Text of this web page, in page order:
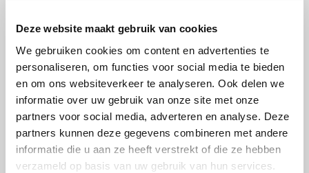
Deze website maakt gebruik van cookies
We gebruiken cookies om content en advertenties te
personaliseren, om functies voor social media te bieden
en om ons websiteverkeer te analyseren. Ook delen we
informatie over uw gebruik van onze site met onze
partners voor social media, adverteren en analyse. Deze
partners kunnen deze gegevens combineren met andere
informatie die u aan ze heeft verstrekt of die ze hebben
verzameld op basis van uw gebruik van hun services.